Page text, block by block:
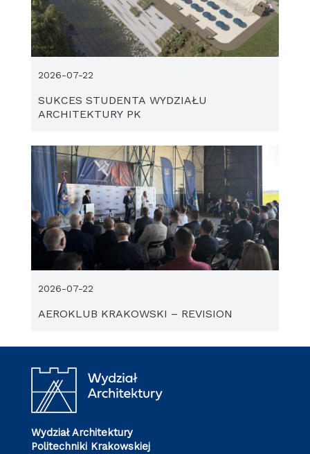
SUKCES STUDENTA WYDZIAŁU
ARCHITEKTURY PK
2026-07-22
AEROKLUB KRAKOWSKI – REVISION
2026-07-22
Wydział Architektury
Politechniki Krakowskiej